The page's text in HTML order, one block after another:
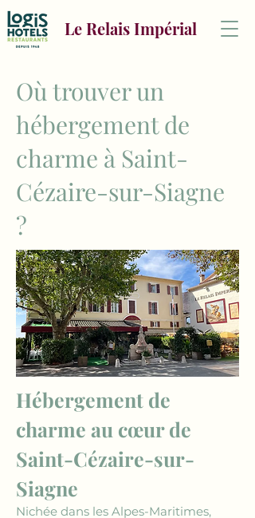
Le Relais Impérial
Où trouver un
hébergement de
charme à Saint-
Cézaire-sur-Siagne
?
Hébergement de
charme au cœur de
Saint-Cézaire-sur-
Siagne
Nichée dans les Alpes-Maritimes,